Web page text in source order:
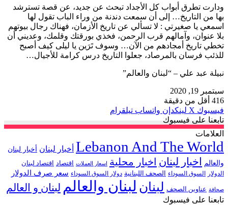
ودارت تطرق أبواب كل الأجداد تبحث عن جديد، عن قصة تسترشد
بها من التاريخ… إلى أن سمعت دندنة من وراء الباب تقول لها
اسمعي يا صغيرتي : لا تسألي عن تاريخ الأزمان، فهناك رجال بيوتهم
بلا عنوان، وآمالهم قرب الرحمن، فخذي بورقتك وقلمك، وعديني أن
تخطي تاريخ أمجادهم من الآن… وسوف تَرَين يا ليلى كيف أصبح
للذئب فرسان بالمرصاد، جعلوا التاريخ درس كرامة للأجيال…
نبيلة عبد علي – “لبنان والعالم”
سبتمبر 19, 2020
416 أقل من دقيقة
فيسبوك ‫X لينكدإن واتساب تيلقرام
تابعنا على فيسبوك
العلامات
Lebanon And The World أخبار لبنان أخبار لبنان
والعالم
اخبار لبنان اخبار محلية اسعار العملات اقتصاد اقتصاد لبنان
الدولار السوق السوداء الصحف اللبنانية دولار السوق السوداء سعر صرف الدولار
صحافة عناوين الصحف لبنان لبنان والعالم لبنان و العالم
تابعنا على فيسبوك